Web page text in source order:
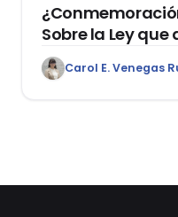
Sobre la Ley
como el “Mes de
Carol E. Venegas